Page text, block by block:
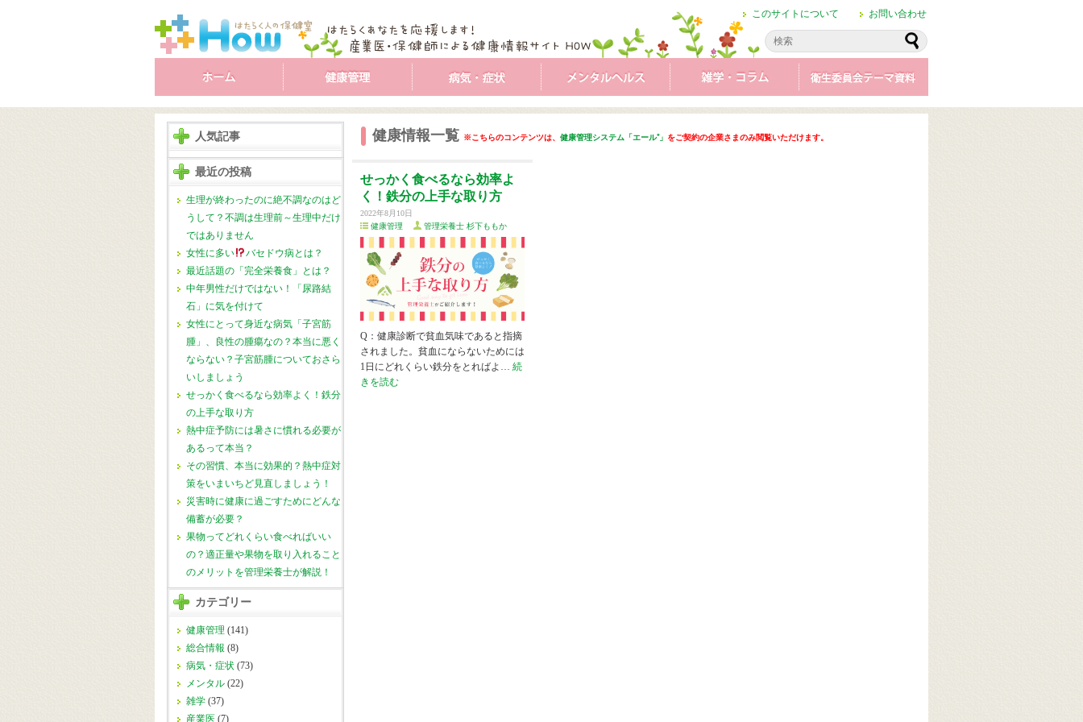
お問い合わせ
このサイトについて
人気記事
最近の投稿
生理が終わったのに絶不調なのはど
うして？不調は生理前～生理中だけ
ではありません
女性に多い
バセドウ病とは？
最近話題の「完全栄養食」とは？
中年男性だけではない！「尿路結
石」に気を付けて
女性にとって身近な病気「子宮筋
腫」、良性の腫瘍なの？本当に悪く
ならない？子宮筋腫についておさら
いしましょう
せっかく食べるなら効率よく！鉄分
の上手な取り方
熱中症予防には暑さに慣れる必要が
あるって本当？
その習慣、本当に効果的？熱中症対
策をいまいちど見直しましょう！
災害時に健康に過ごすためにどんな
備蓄が必要？
果物ってどれくらい食べればいい
の？適正量や果物を取り入れること
のメリットを管理栄養士が解説！
カテゴリー
健康管理 (141)
総合情報 (8)
病気・症状 (73)
メンタル (22)
雑学 (37)
産業医 (7)
健康情報一覧 ※こちらのコンテンツは、 健康管理システム「エール⁺」 をご契約の企業さまのみ閲覧いただけます。
せっかく食べるなら効率よ
く！鉄分の上手な取り方
2022年8月10日
健康管理
管理栄養士 杉下ももか
Q：健康診断で貧血気味であると指摘
されました。貧血にならないためには
1日にどれくらい鉄分をとればよ… 続
きを読む